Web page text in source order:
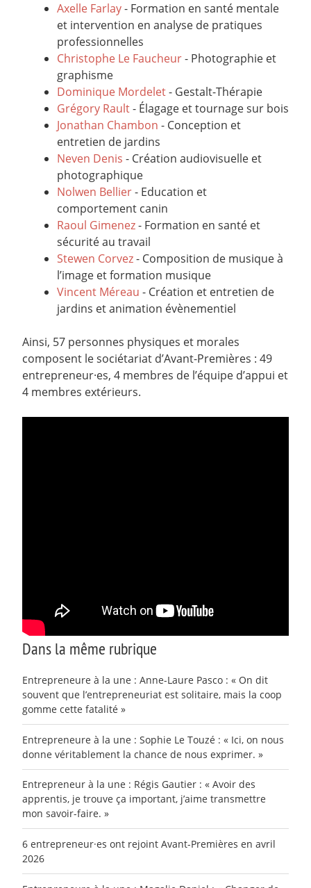
Axelle Farlay- Formation en santé mentale
et intervention en analyse de pratiques
professionnelles
Christophe Le Faucheur- Photographie et
graphisme
Dominique Mordelet- Gestalt-Thérapie
Grégory Rault- Élagage et tournage sur bois
Jonathan Chambon - Conception et
entretien de jardins
Neven Denis - Création audiovisuelle et
photographique
Nolwen Bellier- Education et
comportement canin
Raoul Gimenez- Formation en santé et
sécurité au travail
Stewen Corvez- Composition de musique à
l’image et formation musique
Vincent Méreau - Création et entretien de
jardins et animation évènementiel
Ainsi, 57 personnes physiques et morales
composent le sociétariat d’Avant-Premières : 49
entrepreneur·es, 4 membres de l’équipe d’appui et
4 membres extérieurs.
Dans la même rubrique
Entrepreneure à la une : Anne-Laure Pasco : « On dit
souvent que l’entrepreneuriat est solitaire, mais la coop
gomme cette fatalité »
Entrepreneure à la une : Sophie Le Touzé : « Ici, on nous
donne véritablement la chance de nous exprimer. »
Entrepreneur à la une : Régis Gautier : « Avoir des
apprentis, je trouve ça important, j’aime transmettre
mon savoir-faire. »
6 entrepreneur·es ont rejoint Avant-Premières en avril
2026